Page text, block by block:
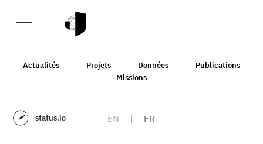
Actualités Projets Données
Publications
Missions
status.io EN | FR